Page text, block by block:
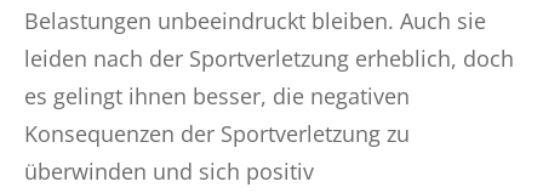
Belastungen unbeeindruckt bleiben. Auch sie
leiden nach der Sportverletzung erheblich, doch
es gelingt ihnen besser, die negativen
Konsequenzen der Sportverletzung zu
überwinden und sich positiv